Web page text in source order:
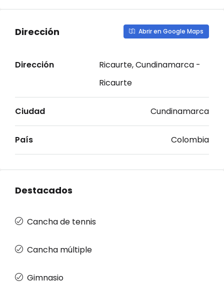
Dirección Abrir en Google Maps
Dirección
Ricaurte, Cundinamarca -
Ricaurte
Ciudad Cundinamarca
País Colombia
Destacados
Cancha de tennis
Cancha múltiple
Gimnasio